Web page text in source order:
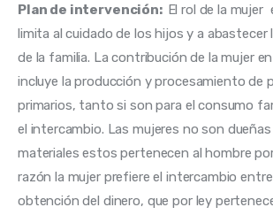
Plan de intervención: El rol de la mujer
limita al cuidado de los hijos y a abastecer
de la familia. La contribución de la mujer
incluye la producción y procesamiento de
primarios, tanto si son para el consumo
el intercambio. Las mujeres no son
materiales estos pertenecen al hombre
razón la mujer prefiere el intercambio
obtención del dinero, que por ley